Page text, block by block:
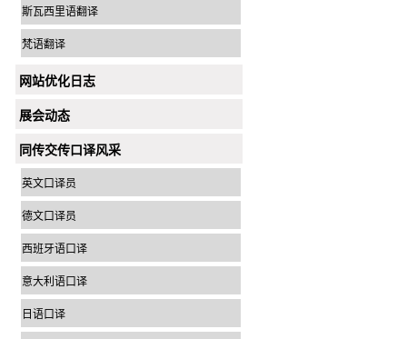
斯瓦西里语翻译
梵语翻译
网站优化日志
展会动态
同传交传口译风采
英文口译员
德文口译员
西班牙语口译
意大利语口译
日语口译